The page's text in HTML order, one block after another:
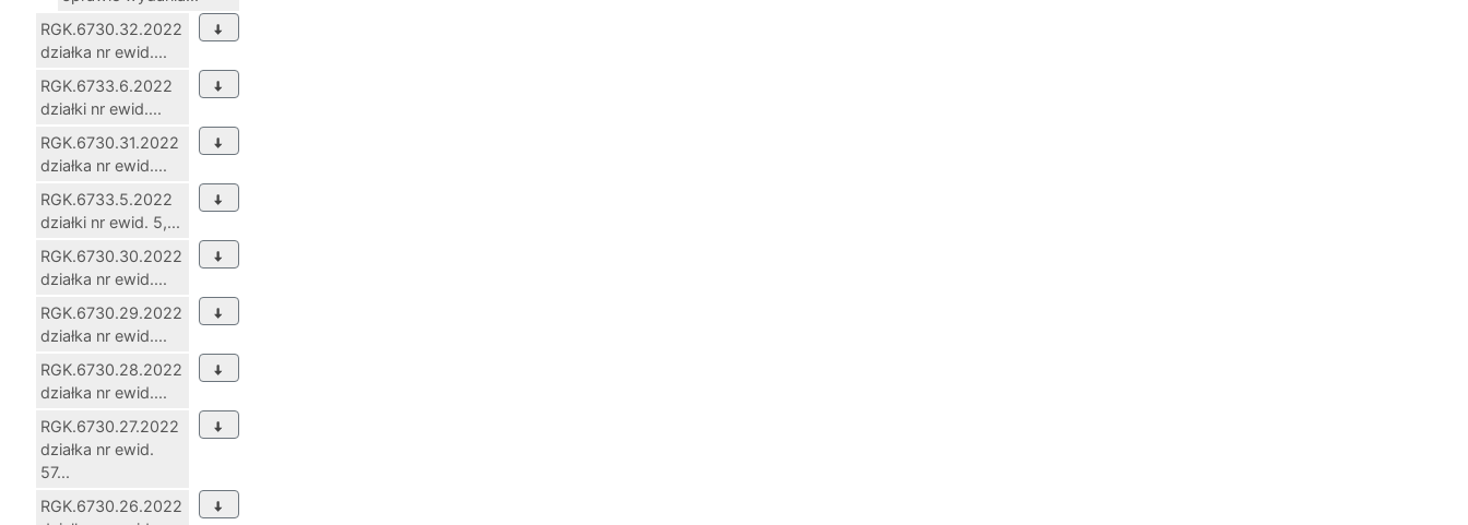
RGK.6730.32.2022
działka nr ewid....
RGK.6733.6.2022
działki nr ewid....
RGK.6730.31.2022
działka nr ewid....
RGK.6733.5.2022
działki nr ewid. 5,...
RGK.6730.30.2022
działka nr ewid....
RGK.6730.29.2022
działka nr ewid....
RGK.6730.28.2022
działka nr ewid....
RGK.6730.27.2022
działka nr ewid.
57...
RGK.6730.26.2022